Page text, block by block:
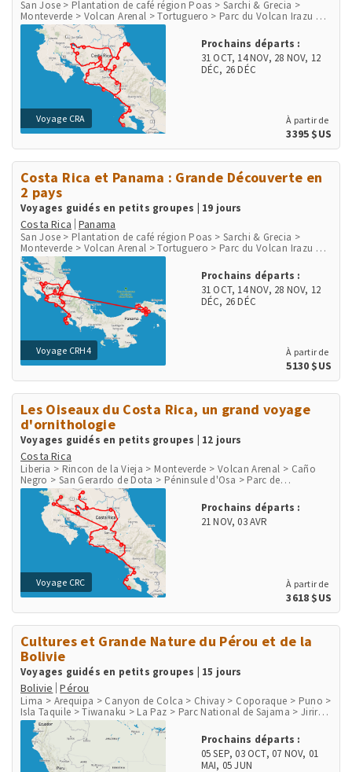
San Jose > Plantation de café région Poas > Sarchi & Grecia >
Monteverde > Volcan Arenal > Tortuguero > Parc du Volcan Irazu >
San Gerardo de Dota > Péninsule d'Osa > Parc de Corcovado > Parc
de Manuel Antonio > Playa Herradura & Punta Leona > Rio Tarcoles
& Carara
Voyage CRA
Prochains départs :
31 OCT, 14 NOV, 28 NOV, 12
DÉC, 26 DÉC
À partir de
3395 $US
Costa Rica et Panama : Grande Découverte en
2 pays
Voyages guidés en petits groupes | 19 jours
Costa Rica Panama
San Jose > Plantation de café région Poas > Sarchi & Grecia >
Monteverde > Volcan Arenal > Tortuguero > Parc du Volcan Irazu >
San Gerardo de Dota > Péninsule d'Osa > Parc de Corcovado > Parc
de Manuel Antonio > Playa Herradura & Punta Leona > Rio Tarcoles
& Carara > Aéroport et ville de Panama > Communauté indigène
Embera > Parc National Chagres > Fort San Lorenzo
Voyage CRH4
Prochains départs :
31 OCT, 14 NOV, 28 NOV, 12
DÉC, 26 DÉC
À partir de
5130 $US
Les Oiseaux du Costa Rica, un grand voyage
d'ornithologie
Voyages guidés en petits groupes | 12 jours
Costa Rica
Liberia > Rincon de la Vieja > Monteverde > Volcan Arenal > Caño
Negro > San Gerardo de Dota > Péninsule d'Osa > Parc de
Corcovado > Parc National Marino Ballena > Playa Herradura &
Punta Leona > Rio Tarcoles & Carara > San Jose
Voyage CRC
Prochains départs :
21 NOV,03 AVR
À partir de
3618 $US
Cultures et Grande Nature du Pérou et de la
Bolivie
Voyages guidés en petits groupes | 15 jours
Bolivie Pérou
Lima > Arequipa > Canyon de Colca > Chivay > Coporaque > Puno >
Isla Taquile > Tiwanaku > La Paz > Parc National de Sajama > Jirira
> Salar d'Uyuni > Uyuni > Canyon de Palca > Cusco > Chinchero >
Moray > Salines de Maras > Ollantaytambo > Aguas Calientes, Machu
Picchu Pueblo > Site Inka Machu Picchu > LaresProchains départs :
05 SEP,03 OCT,07 NOV, 01
MAI, 05 JUN